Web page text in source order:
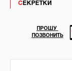
СЕКРЕТКИ
ПРОШУ
ПОЗВОНИТЬ